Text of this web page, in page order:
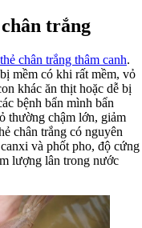
trắng
chân trắng thâm canh.
mềm có khi rất mềm, vỏ
khác ăn thịt hoặc dễ bị
bệnh bẩn mình bẩn
thường chậm lớn, giảm
chân trắng có nguyên
và phốt pho, độ cứng
lượng lân trong nước